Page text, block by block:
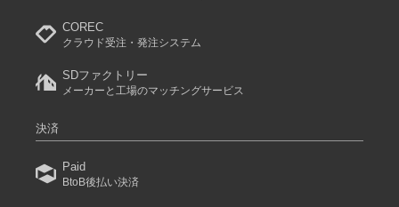
COREC
クラウド受注・発注システム
SDファクトリー
メーカーと工場のマッチングサービス
決済
Paid
BtoB後払い決済